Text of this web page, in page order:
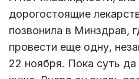
дорогостоящие
позвонила в Минздрав,
провести еще одну,
22 ноября. Пока суть